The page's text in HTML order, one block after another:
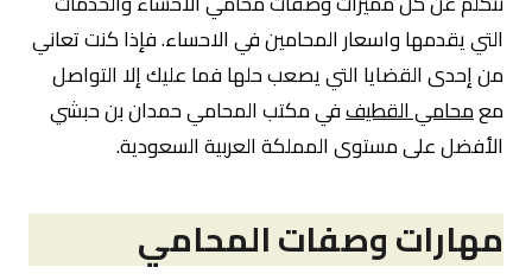
التي يقدمها واسعار المحامين في الاحساء. فإذا كنت تعاني
من إحدى القضايا التي يصعب حلها فما عليك إلا التواصل
معمحامي القطيففي مكتب المحامي حمدان بن حبشي
الأفضل على مستوى المملكة العربية السعودية.
مهارات وصفات المحامي